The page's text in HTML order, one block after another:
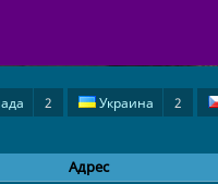
2 Украина 2
Адрес